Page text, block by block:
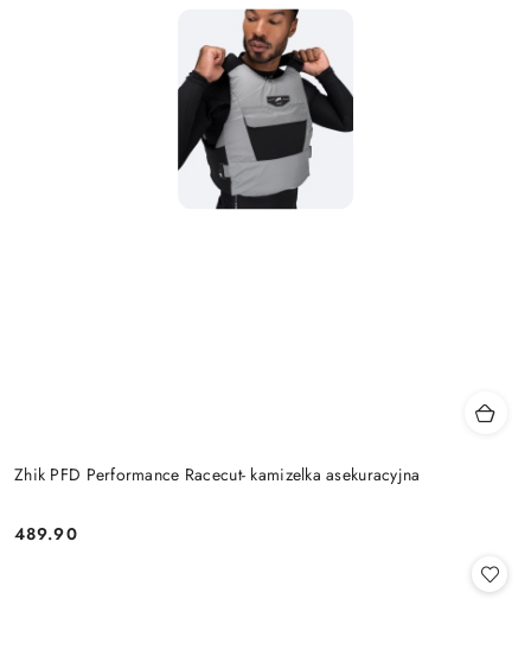
Zhik PFD Performance Racecut- kamizelka asekuracyjna
Cena:
489.90